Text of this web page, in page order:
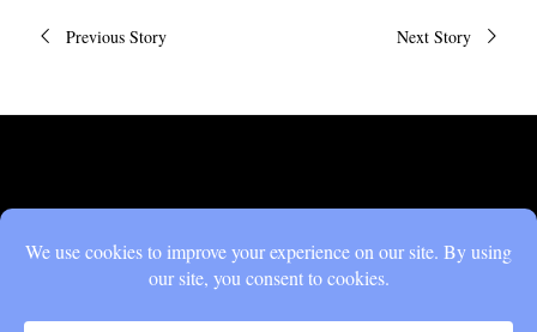
Πλοήγηση
Previous Story Next Story
Μαγικά Χριστούγεννα
με το εντυπωσιακό